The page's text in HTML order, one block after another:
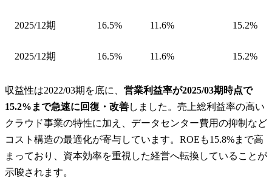
2025/12期 16.5% 11.6% 15.2%
2025/12期 16.5% 11.6% 15.2%
収益性は2022/03期を底に、 営業利益率が2025/03期時点で
15.2%まで急速に回復・改善しました。売上総利益率の高い
クラウド事業の特性に加え、データセンター費用の抑制など
コスト構造の最適化が寄与しています。ROEも15.8%まで高
まっており、資本効率を重視した経営へ転換していることが
示唆されます。